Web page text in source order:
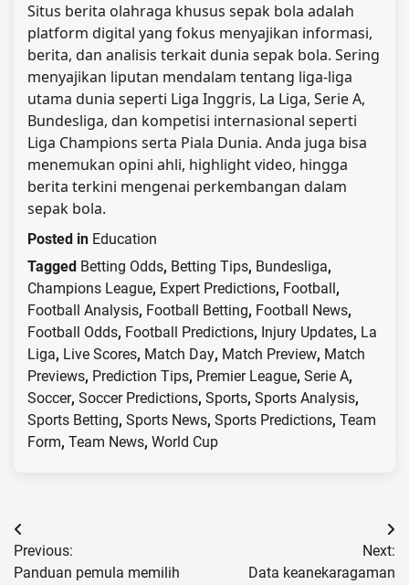
Situs berita olahraga khusus sepak bola adalah
platform digital yang fokus menyajikan informasi,
berita, dan analisis terkait dunia sepak bola. Sering
menyajikan liputan mendalam tentang liga-liga
utama dunia seperti Liga Inggris, La Liga, Serie A,
Bundesliga, dan kompetisi internasional seperti
Liga Champions serta Piala Dunia. Anda juga bisa
menemukan opini ahli, highlight video, hingga
berita terkini mengenai perkembangan dalam
sepak bola.
Posted in Education
Tagged Betting Odds, Betting Tips, Bundesliga,
Champions League, Expert Predictions, Football ,
Football Analysis, Football Betting, Football News,
Football Odds, Football Predictions, Injury Updates, La
Liga, Live Scores, Match Day, Match Preview, Match
Previews, Prediction Tips, Premier League, Serie A,
Soccer, Soccer Predictions, Sports, Sports Analysis,
Sports Betting, Sports News, Sports Predictions, Team
Form, Team News, World Cup
Post
navigation
Previous:
Panduan pemula memilih
Next:
Data keanekaragaman